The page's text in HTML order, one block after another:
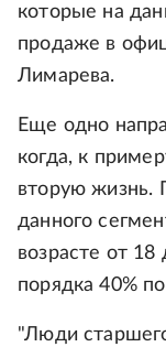
которые на
продаже в
Лимарева.
Еще одно
когда, к
вторую жизнь.
данного
возрасте от 18
порядка 40%
"Люди